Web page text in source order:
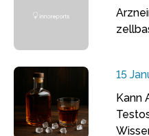
15
Kann